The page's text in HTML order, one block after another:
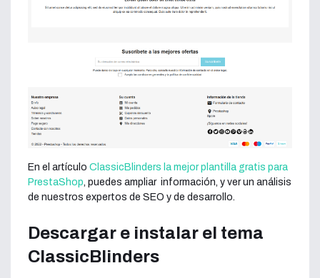
En el artículo ClassicBlinders la mejor plantilla gratis para
PrestaShop, puedes ampliar información, y ver un análisis
de nuestros expertos de SEO y de desarrollo.
Descargar e instalar el tema
ClassicBlinders